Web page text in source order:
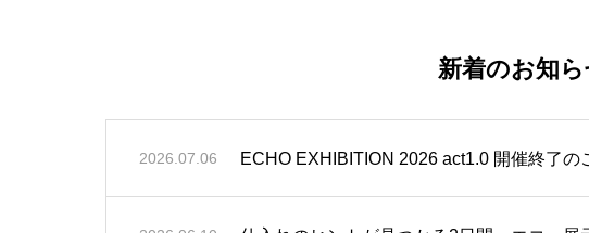
新着のお知
2026.07.06 ECHO EXHIBITION 2026 act1.0 開催終了の